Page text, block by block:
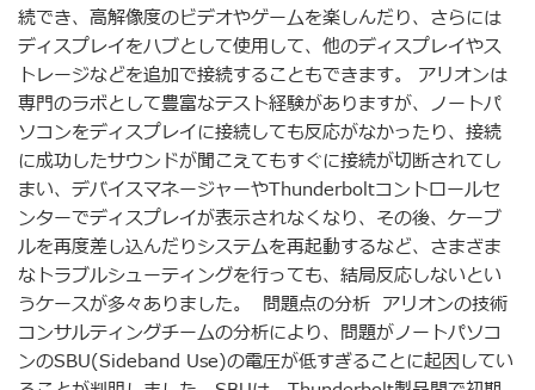
続でき、高解像度のビデオやゲームを楽しんだり、さらには
ディスプレイをハブとして使用して、他のディスプレイやス
トレージなどを追加で接続することもできます。 アリオンは
専門のラボとして豊富なテスト経験がありますが、ノートパ
ソコンをディスプレイに接続しても反応がなかったり、接続
に成功したサウンドが聞こえてもすぐに接続が切断されてし
まい、デバイスマネージャーやThunderboltコントロールセ
ンターでディスプレイが表示されなくなり、その後、ケーブ
ルを再度差し込んだりシステムを再起動するなど、さまざま
なトラブルシューティングを行っても、結局反応しないとい
うケースが多々ありました。 問題点の分析 アリオンの技術
コンサルティングチームの分析により、問題がノートパソコ
ンのSBU(Sideband Use)の電圧が低すぎることに起因してい